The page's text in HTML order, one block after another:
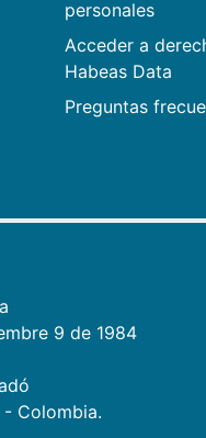
personales
Acceder a
Habeas Data
Preguntas
9 de 1984
- Colombia.